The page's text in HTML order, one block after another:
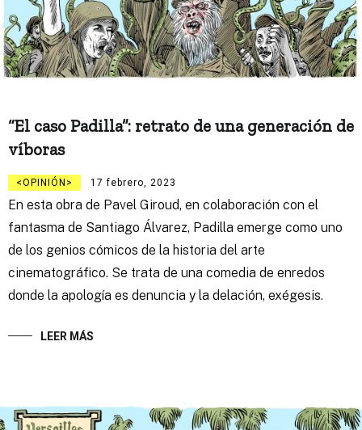
“El caso Padilla”: retrato de una generación de
víboras
OPINIÓN 17 febrero, 2023
En esta obra de Pavel Giroud, en colaboración con el
fantasma de Santiago Álvarez, Padilla emerge como uno
de los genios cómicos de la historia del arte
cinematográfico. Se trata de una comedia de enredos
donde la apología es denuncia y la delación, exégesis.
LEER MÁS